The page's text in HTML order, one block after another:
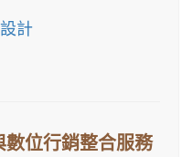
計
位行銷整合服務